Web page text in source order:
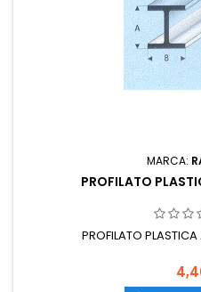
MARCA:
PROFILATO
PROFILATO